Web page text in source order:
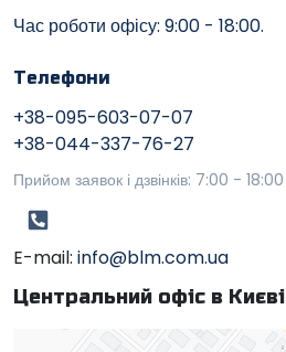
Час роботи офісу: 9:00 - 18:00.
Телефони
+38-095-603-07-07
+38-044-337-76-27
Прийом заявок і дзвінків: 7:00 - 18:00
E-mail: info@blm.com.ua
Центральний офіс в Києві